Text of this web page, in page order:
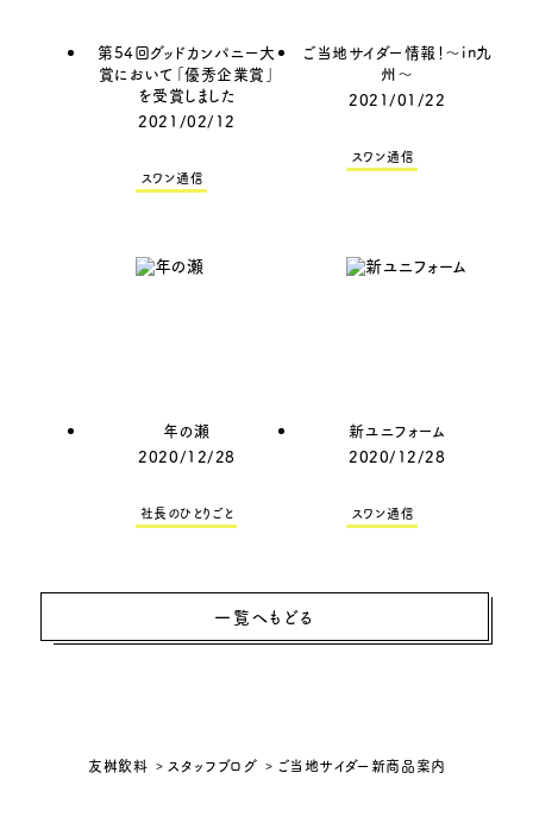
第54回グッドカンパニー大
賞において「優秀企業賞」
を受賞しました
2021/02/12
スワン通信
ご当地サイダー情報！～in九
州～
2021/01/22
スワン通信
年の瀬
2020/12/28
社長のひとりごと
新ユニフォーム
2020/12/28
スワン通信
一覧へもどる
友桝飲料 スタッフブログ ご当地サイダー新商品案内